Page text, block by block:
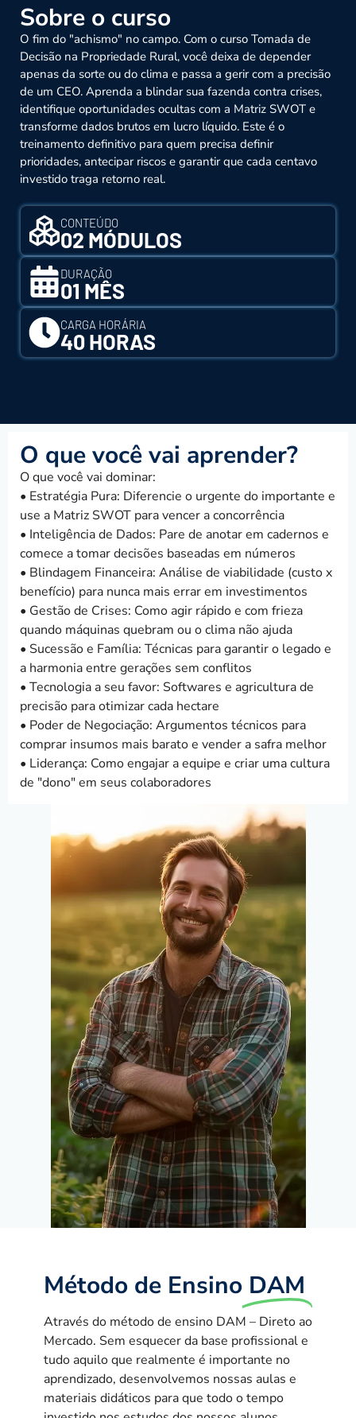
Sobre o curso
O fim do "achismo" no campo. Com o curso Tomada de
Decisão na Propriedade Rural, você deixa de depender
apenas da sorte ou do clima e passa a gerir com a precisão
de um CEO. Aprenda a blindar sua fazenda contra crises,
identifique oportunidades ocultas com a Matriz SWOT e
transforme dados brutos em lucro líquido. Este é o
treinamento definitivo para quem precisa definir
prioridades, antecipar riscos e garantir que cada centavo
investido traga retorno real.
CONTEÚDO
02 MÓDULOS
DURAÇÃO
01 MÊS
CARGA HORÁRIA
40 HORAS
O que você vai aprender?
O que você vai dominar:
• Estratégia Pura: Diferencie o urgente do importante e
use a Matriz SWOT para vencer a concorrência
• Inteligência de Dados: Pare de anotar em cadernos e
comece a tomar decisões baseadas em números
• Blindagem Financeira: Análise de viabilidade (custo x
benefício) para nunca mais errar em investimentos
• Gestão de Crises: Como agir rápido e com frieza
quando máquinas quebram ou o clima não ajuda
• Sucessão e Família: Técnicas para garantir o legado e
a harmonia entre gerações sem conflitos
• Tecnologia a seu favor: Softwares e agricultura de
precisão para otimizar cada hectare
• Poder de Negociação: Argumentos técnicos para
comprar insumos mais barato e vender a safra melhor
• Liderança: Como engajar a equipe e criar uma cultura
de "dono" em seus colaboradores
Método de Ensino DAM
Através do método de ensino DAM – Direto ao
Mercado. Sem esquecer da base profissional e
tudo aquilo que realmente é importante no
aprendizado, desenvolvemos nossas aulas e
materiais didáticos para que todo o tempo